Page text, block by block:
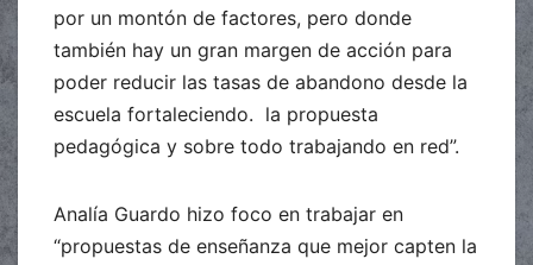
por un montón de factores, pero donde
también hay un gran margen de acción para
poder reducir las tasas de abandono desde la
escuela fortaleciendo. la propuesta
pedagógica y sobre todo trabajando en red”.
Analía Guardo hizo foco en trabajar en
“propuestas de enseñanza que mejor capten la